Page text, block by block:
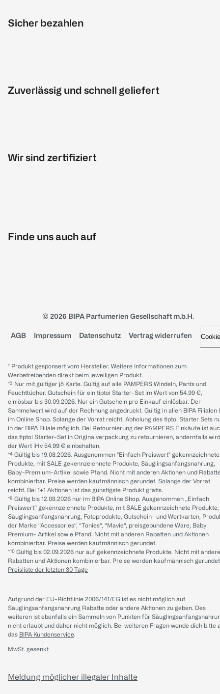
Sicher bezahlen
Zuverlässig und schnell geliefert
Wir sind zertifiziert
Finde uns auch auf
© 2026 BIPA Parfumerien Gesellschaft m.b.H.
AGB Impressum Datenschutz Vertrag widerrufen
* Produkt gesponsert vom Hersteller. Weitere Informationen zum
Werbetreibenden direkt beim jeweiligen Produkt.
*³ Nur mit gültiger jö Karte. Gültig auf alle PAMPERS Windeln, Pants und
Feuchttücher. Gutschein für ein tiptoi Starter-Set im Wert von 54.99 €,
einlösbar bis 30.09.2026. Nur ein Gutschein pro Einkauf einlösbar. Der
Sammelwert wird auf der Rechnung angedruckt. Gültig in allen BIPA Filialen
im Online Shop. Solange der Vorrat reicht. Abholung des tiptoi Starter Sets
in der BIPA Filiale möglich. Bei Retournierung der PAMPERS Einkäufe ist
das tiptoi Starter-Set in Originalverpackung zu retournieren, andernfalls wird
der Wert iHv 54.99 € einbehalten.
*⁴ Gültig bis 19.08.2026. Ausgenommen "Einfach Preiswert" gekennzeichnete
Produkte, mit SALE gekennzeichnete Produkte, Säuglingsanfangsnahrung,
Baby-Premium-Artikel sowie Pfand. Nicht mit anderen Aktionen und
kombinierbar. Preise werden kaufmännisch gerundet. Solange der Vorrat
reicht. Bei 1+1 Aktionen ist das günstigste Produkt gratis.
*⁸ Gültig bis 12.08.2026 nur im BIPA Online Shop. Ausgenommen „Einfach
Preiswert“ gekennzeichnete Produkte, mit SALE gekennzeichnete Produkte,
Säuglingsanfangsnahrung, Fotoprodukte, Gutschein- und Wertkarten,
der Marke “Accessories“, “Tonies“, “Mavie“, preisgebundene Ware, Baby
Premium- Artikel sowie Pfand. Nicht mit anderen Rabatten und Aktionen
kombinierbar. Preise werden kaufmännisch gerundet.
*¹⁰ Gültig bis 02.09.2026 nur auf gekennzeichnete Produkte. Nicht mit
Rabatten und Aktionen kombinierbar. Preise werden kaufmännisch
Preisliste der letzten 30 Tage
Aufgrund der EU-Richtlinie 2006/141/EG ist es nicht möglich auf
Säuglingsanfangsnahrung Rabatte oder andere Aktionen zu geben. Des
weiteren ist ebenfalls ein Sammeln von Punkten für
nicht erlaubt und daher nicht möglich. Bei weiteren Fragen wende dich bitte
das BIPA Kundenservice.
MwSt. gesenkt
Meldung möglicher illegaler Inhalte